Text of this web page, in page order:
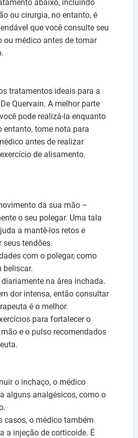
abaixo, incluindo
ou cirurgia, no entanto, é
que você consulte seu
ou médico antes de tomar
tratamentos ideais para a
Quervain. A melhor parte
pode realizá-la enquanto
entanto, tome nota para
antes de realizar
de alisamento.
da sua mão –
o seu polegar. Uma tala
a mantê-los retos e
seus tendões.
com o polegar, como
beliscar.
na área inchada.
dor intensa, então consultar
é o melhor.
para fortalecer o
mão e o pulso recomendados
o inchaço, o médico
alguns analgésicos, como o
casos, o médico também
a injeção de corticoide. É